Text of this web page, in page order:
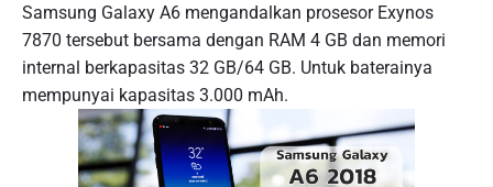
Samsung Galaxy A6 mengandalkan prosesor Exynos
7870 tersebut bersama dengan RAM 4 GB dan memori
internal berkapasitas 32 GB/64 GB. Untuk baterainya
mempunyai kapasitas 3.000 mAh.